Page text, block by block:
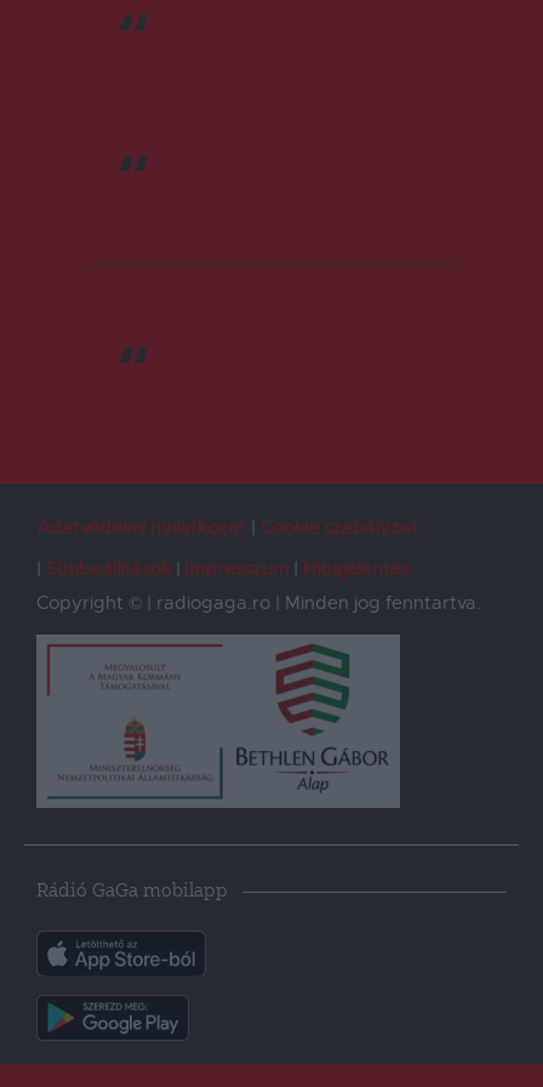
Adatvédelmi nyilatkozat
Cookie szabályzat
Sütibeállítások
Impresszum
Hibajelentés
Copyright © | radiogaga.ro | Minden jog fenntartva.
Rádió GaGa mobilapp